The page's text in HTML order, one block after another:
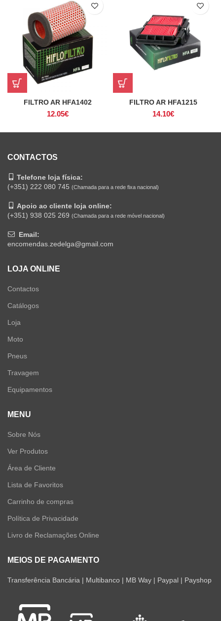
FILTRO AR HFA1402
12.05€
FILTRO AR HFA1215
14.10€
CONTACTOS
Telefone loja física:
(+351) 222 080 745 (Chamada para a rede fixa nacional)
Apoio ao cliente loja online:
(+351) 938 025 269 (Chamada para a rede móvel nacional)
Email:
encomendas.zedelga@gmail.com
LOJA ONLINE
Contactos
Catálogos
Loja
Moto
Pneus
Travagem
Equipamentos
MENU
Sobre Nós
Ver Produtos
Área de Cliente
Lista de Favoritos
Carrinho de compras
Política de Privacidade
Livro de Reclamações Online
MEIOS DE PAGAMENTO
Transferência Bancária | Multibanco | MB Way | Paypal | Payshop